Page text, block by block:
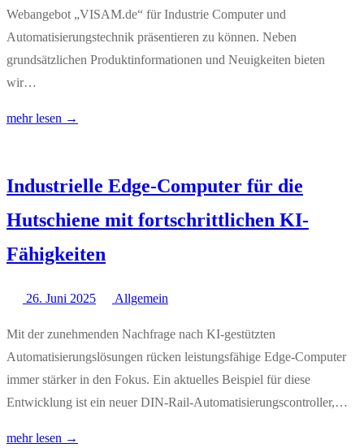
Webangebot „VISAM.de“ für Industrie Computer und
Automatisierungstechnik präsentieren zu können. Neben
grundsätzlichen Produktinformationen und Neuigkeiten bieten
wir…
mehr lesen →
Industrielle Edge-Computer für die
Hutschiene mit fortschrittlichen KI-
Fähigkeiten
26. Juni 2025 Allgemein
Mit der zunehmenden Nachfrage nach KI-gestützten
Automatisierungslösungen rücken leistungsfähige Edge-Computer
immer stärker in den Fokus. Ein aktuelles Beispiel für diese
Entwicklung ist ein neuer DIN-Rail-Automatisierungscontroller,…
mehr lesen →